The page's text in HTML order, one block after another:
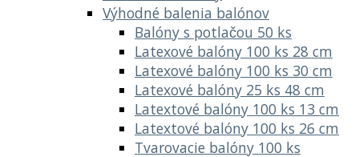
Výhodné balenia balónov
Balóny s potlačou 50 ks
Latexové balóny 100 ks 28 cm
Latexové balóny 100 ks 30 cm
Latexové balóny 25 ks 48 cm
Latextové balóny 100 ks 13 cm
Latextové balóny 100 ks 26 cm
Tvarovacie balóny 100 ks